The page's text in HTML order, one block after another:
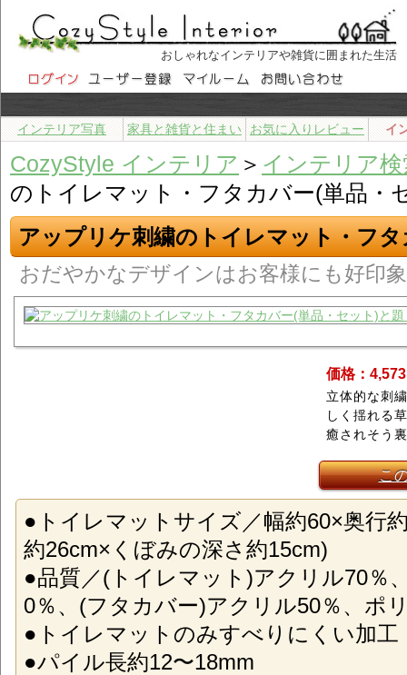
おしゃれなインテリアや雑貨に囲まれた生活
インテリア写真 家具と雑貨と住まい お気に入りレビュー イ
CozyStyle インテリア ＞ インテリア検
のトイレマット・フタカバー(単品・
アップリケ刺繍のトイレマット・フ
おだやかなデザインはお客様にも好印象
価格：
立体的な刺
しく揺れる
癒されそう
こ
●トイレマットサイズ／幅約60×奥行
約26cm×くぼみの深さ約15cm)
●品質／(トイレマット)アクリル70％
0％、(フタカバー)アクリル50％、ポ
●トイレマットのみすべりにくい加工
●パイル長約12〜18mm